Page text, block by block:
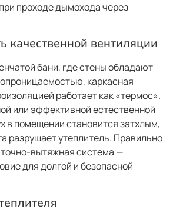
проходе дымохода через
качественной вентиляции
бани, где стены обладают
каркасная
работает как «термос».
или эффективной естественной
в помещении становится затхлым,
разрушает утеплитель. Правильно
вытяжная система —
для долгой и безопасной